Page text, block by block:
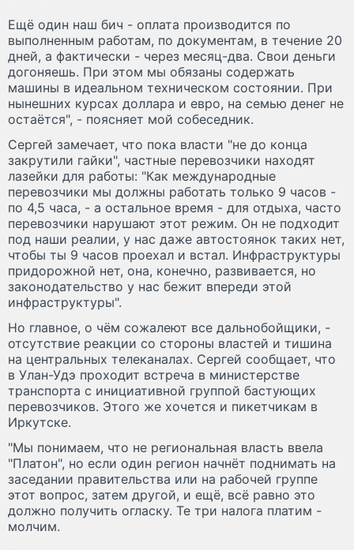
Ещё один наш бич - оплата производится по
выполненным работам, по документам, в течение 20
дней, а фактически - через месяц-два. Свои деньги
догоняешь. При этом мы обязаны содержать
машины в идеальном техническом состоянии. При
нынешних курсах доллара и евро, на семью денег не
остаётся", - поясняет мой собеседник.
Сергей замечает, что пока власти "не до конца
закрутили гайки", частные перевозчики находят
лазейки для работы: "Как международные
перевозчики мы должны работать только 9 часов -
по 4,5 часа, - а остальное время - для отдыха, часто
перевозчики нарушают этот режим. Он не подходит
под наши реалии, у нас даже автостоянок таких нет,
чтобы ты 9 часов проехал и встал. Инфраструктуры
придорожной нет, она, конечно, развивается, но
законодательство у нас бежит впереди этой
инфраструктуры".
Но главное, о чём сожалеют все дальнобойщики, -
отсутствие реакции со стороны властей и тишина
на центральных телеканалах. Сергей сообщает, что
в Улан-Удэ проходит встреча в министерстве
транспорта с инициативной группой бастующих
перевозчиков. Этого же хочется и пикетчикам в
Иркутске.
"Мы понимаем, что не региональная власть ввела
"Платон", но если один регион начнёт поднимать на
заседании правительства или на рабочей группе
этот вопрос, затем другой, и ещё, всё равно это
должно получить огласку. Те три налога платим -
молчим.